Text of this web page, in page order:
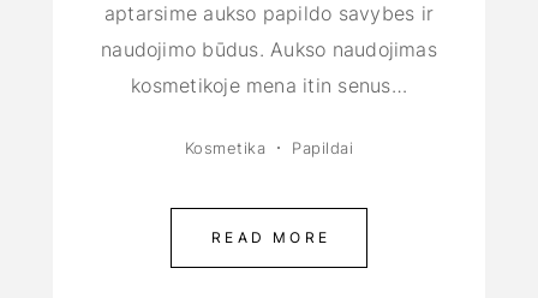
aptarsime aukso papildo savybes ir
naudojimo būdus. Aukso naudojimas
kosmetikoje mena itin senus…
Kosmetika Papildai
READ MORE